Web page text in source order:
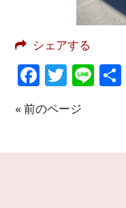
シェアする
Facebook
Twitter
Line
« 前のページ